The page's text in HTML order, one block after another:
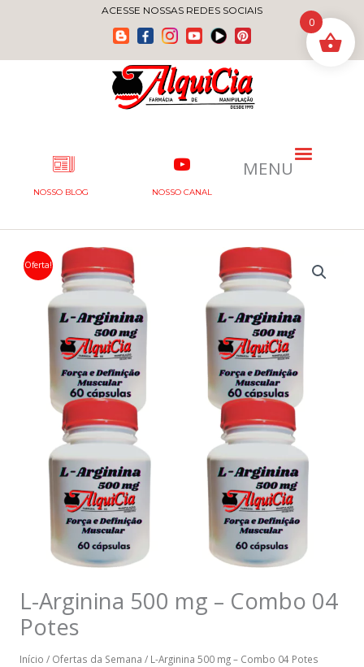
conteúdo
ACESSE NOSSAS REDES SOCIAIS
NOSSO BLOG NOSSO CANAL
MENU
Oferta!
L-Arginina 500 mg – Combo 04
Potes
Início / Ofertas da Semana / L-Arginina 500 mg – Combo 04 Potes
0